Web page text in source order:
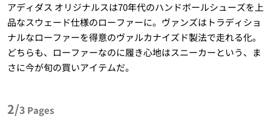
アディダス オリジナルスは70年代のハンドボールシューズを上
品なスウェード仕様のローファーに。ヴァンズはトラディショ
ナルなローファーを得意のヴァルカナイズド製法で走れる化。
どちらも、ローファーなのに履き心地はスニーカーという、ま
さに今が旬の買いアイテムだ。
2/3 Pages